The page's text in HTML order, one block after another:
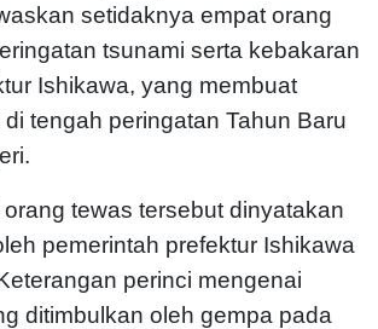
setidaknya empat orang
tsunami serta kebakaran
Ishikawa, yang membuat
tengah peringatan Tahun Baru
tewas tersebut dinyatakan
pemerintah prefektur Ishikawa
perinci mengenai
ditimbulkan oleh gempa pada